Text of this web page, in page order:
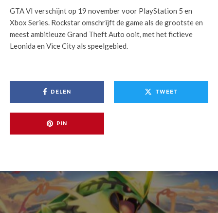
GTA VI verschijnt op 19 november voor PlayStation 5 en
Xbox Series. Rockstar omschrijft de game als de grootste en
meest ambitieuze Grand Theft Auto ooit, met het fictieve
Leonida en Vice City als speelgebied.
DELEN TWEET
PIN